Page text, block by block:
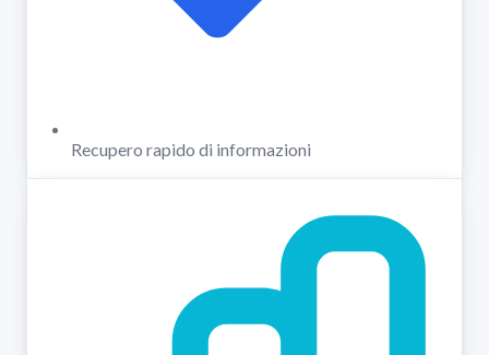
Recupero rapido di informazioni